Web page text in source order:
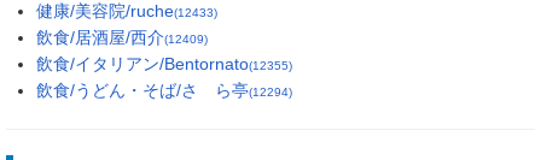
健康/美容院/ruche(12433)
飲食/居酒屋/西介(12409)
飲食/イタリアン/Bentornato(12355)
飲食/うどん・そば/さゝら亭(12294)